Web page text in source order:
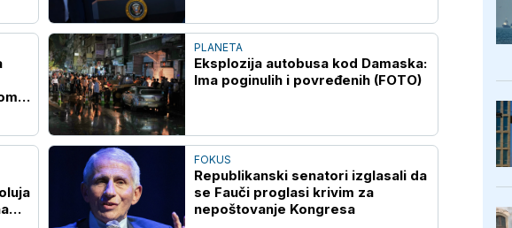
PLANETA
Eksplozija autobusa kod Damaska:
Ima poginulih i povređenih (FOTO)
FOKUS
Republikanski senatori izglasali da
se Fauči proglasi krivim za
nepoštovanje Kongresa